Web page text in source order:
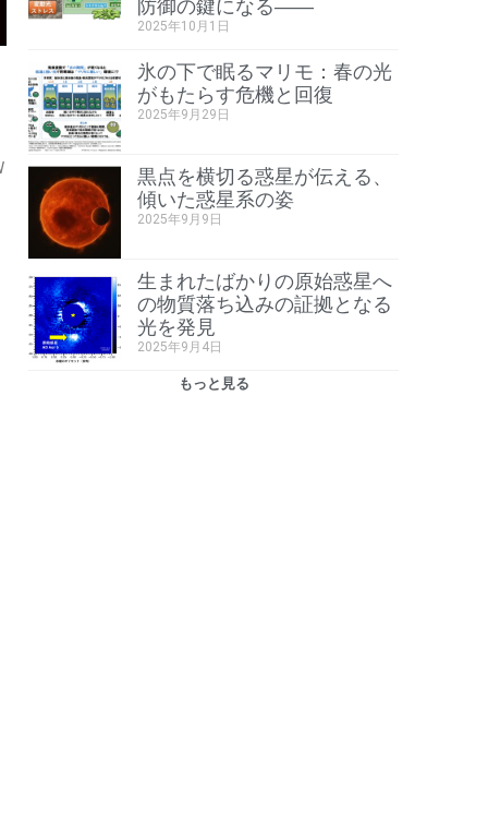
防御の鍵になる――
2025年10月1日
氷の下で眠るマリモ：春の光
がもたらす危機と回復
2025年9月29日
黒点を横切る惑星が伝える、
傾いた惑星系の姿
2025年9月9日
生まれたばかりの原始惑星へ
の物質落ち込みの証拠となる
光を発見
2025年9月4日
もっと見る